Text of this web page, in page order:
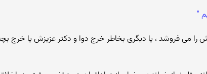
"
را می فروشد ، یا دیگری بخاطر خرج دوا و دکتر عزیزش یا خرج